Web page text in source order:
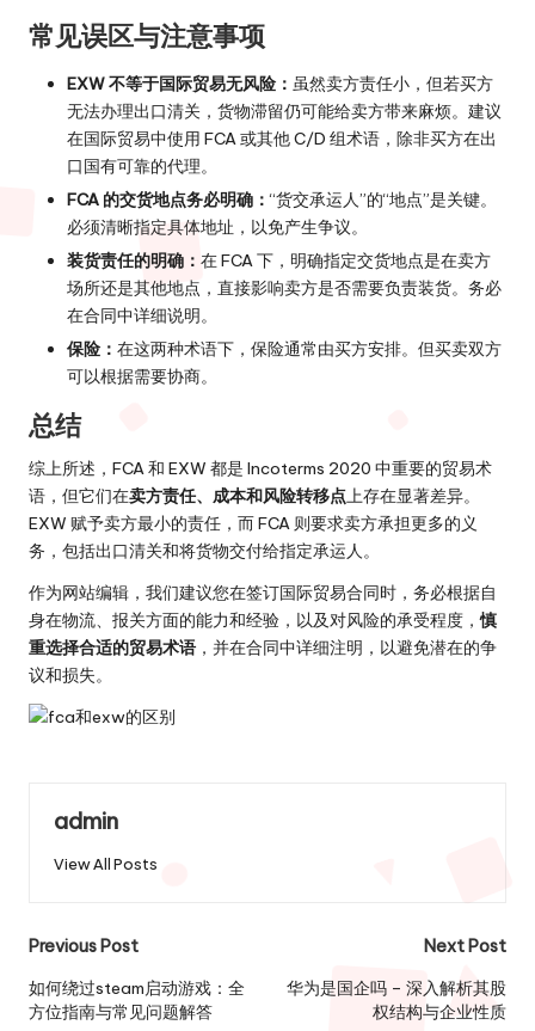
常见误区与注意事项
EXW 不等于国际贸易无风险： 虽然卖方责任小，但若买方
无法办理出口清关，货物滞留仍可能给卖方带来麻烦。建议
在国际贸易中使用 FCA 或其他 C/D 组术语，除非买方在出
口国有可靠的代理。
FCA 的交货地点务必明确：“货交承运人”的“地点”是关键。
必须清晰指定具体地址，以免产生争议。
装货责任的明确： 在 FCA 下，明确指定交货地点是在卖方
场所还是其他地点，直接影响卖方是否需要负责装货。务必
在合同中详细说明。
保险： 在这两种术语下，保险通常由买方安排。但买卖双方
可以根据需要协商。
总结
综上所述，FCA 和 EXW 都是 Incoterms 2020 中重要的贸易术
语，但它们在卖方责任、成本和风险转移点上存在显著差异。
EXW 赋予卖方最小的责任，而 FCA 则要求卖方承担更多的义
务，包括出口清关和将货物交付给指定承运人。
作为网站编辑，我们建议您在签订国际贸易合同时，务必根据自
身在物流、报关方面的能力和经验，以及对风险的承受程度，慎
重选择合适的贸易术语 ，并在合同中详细注明，以避免潜在的争
议和损失。
admin
View All Posts
Post
navigation
Previous Post
如何绕过steam启动游戏：全
方位指南与常见问题解答
Next Post
华为是国企吗 – 深入解析其股
权结构与企业性质